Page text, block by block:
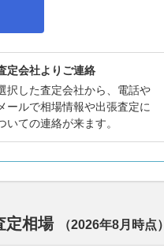
定会社よりご連絡
択した査定会社から、電話や
ールで相場情報や出張査定に
いての連絡が来ます。
定相場 （2026年8月 時点）